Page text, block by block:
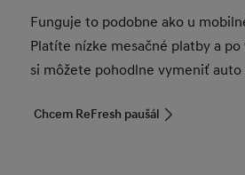
Funguje to podobne ako u
Platíte nízke mesačné platby a
si môžete pohodlne vymeniť auto
Chcem ReFresh paušál